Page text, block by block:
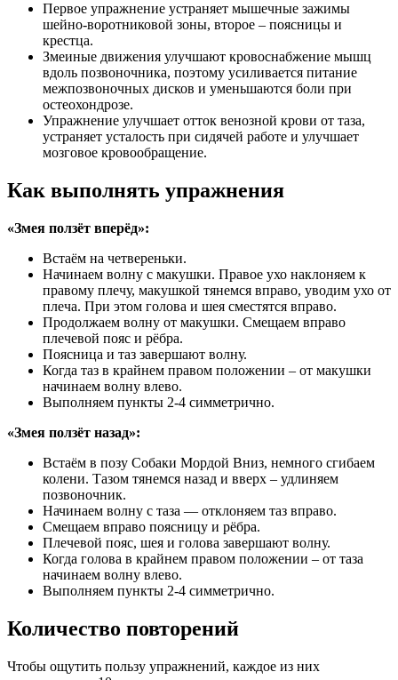
Первое упражнение устраняет мышечные зажимы
шейно-воротниковой зоны, второе – поясницы и
крестца.
Змеиные движения улучшают кровоснабжение мышц
вдоль позвоночника, поэтому усиливается питание
межпозвоночных дисков и уменьшаются боли при
остеохондрозе.
Упражнение улучшает отток венозной крови от таза,
устраняет усталость при сидячей работе и улучшает
мозговое кровообращение.
Как выполнять упражнения
«Змея ползёт вперёд»:
Встаём на четвереньки.
Начинаем волну с макушки. Правое ухо наклоняем к
правому плечу, макушкой тянемся вправо, уводим ухо от
плеча. При этом голова и шея сместятся вправо.
Продолжаем волну от макушки. Смещаем вправо
плечевой пояс и рёбра.
Поясница и таз завершают волну.
Когда таз в крайнем правом положении – от макушки
начинаем волну влево.
Выполняем пункты 2-4 симметрично.
«Змея ползёт назад»:
Встаём в позу Собаки Мордой Вниз, немного сгибаем
колени. Тазом тянемся назад и вверх – удлиняем
позвоночник.
Начинаем волну с таза — отклоняем таз вправо.
Смещаем вправо поясницу и рёбра.
Плечевой пояс, шея и голова завершают волну.
Когда голова в крайнем правом положении – от таза
начинаем волну влево.
Выполняем пункты 2-4 симметрично.
Количество повторений
Чтобы ощутить пользу упражнений, каждое из них